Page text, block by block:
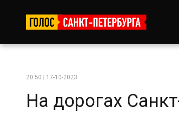
20:50 | 17-10-2023
На дорогах